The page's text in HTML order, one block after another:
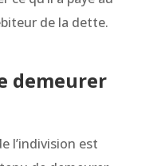
de la dette.
demeurer
l’indivision est